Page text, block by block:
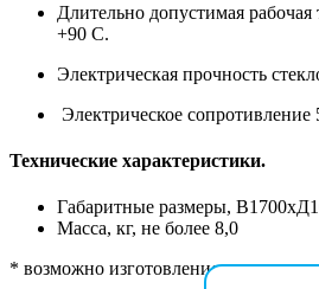
Длительно допустимая рабочая
+90 С.
Электрическая прочность
Электрическое
Технические характеристики.
Габаритные размеры,
Масса, кг, не более 8,0
* возможно изготовление по